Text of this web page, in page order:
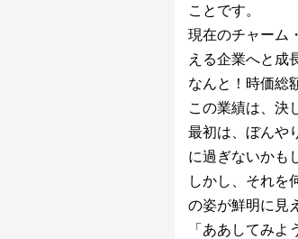
ことです。
現在のチャーム
える企業へと成
なんと！時価総
この業績は、決
最初は、ぼんや
に過ぎないかも
しかし、それを
の姿が鮮明に見
「ああしてみ